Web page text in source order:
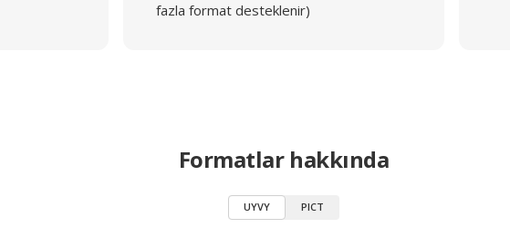
fazla format desteklenir)
Formatlar hakkında
UYVY PICT